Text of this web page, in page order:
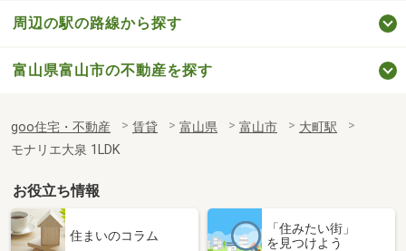
周辺の駅の路線から探す
富山県富山市の不動産を探す
goo住宅・不動産 賃貸 富山県 富山市
大町駅
モナリエ大泉 1LDK
お役立ち情報
住まいのコラム
「住みたい街」
を見つけよう